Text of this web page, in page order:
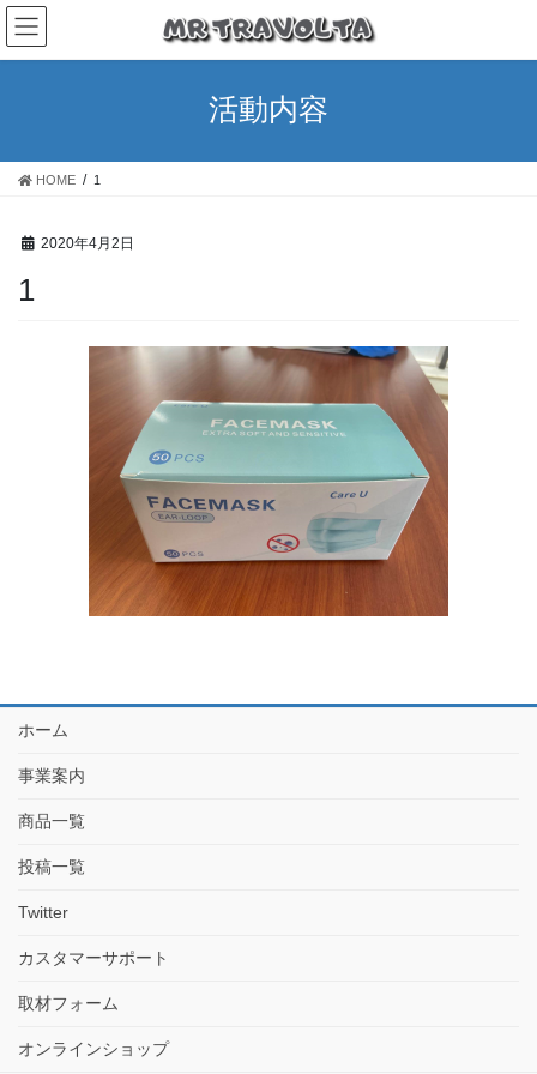
活動内容
HOME 1
2020年4月2日
1
ホーム
事業案内
商品一覧
投稿一覧
Twitter
カスタマーサポート
取材フォーム
オンラインショップ